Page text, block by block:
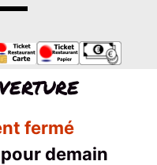
fermé
demain